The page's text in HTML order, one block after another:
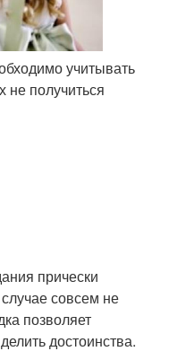
учитывать
не получиться
прически
совсем не
позволяет
достоинства.